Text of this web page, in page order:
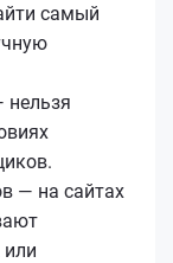
самый
нельзя
— на сайтах